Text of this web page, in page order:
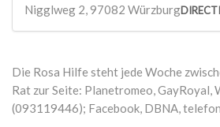
Nigglweg 2, 97082 Würzburg
Die Rosa Hilfe steht jede Woche
Rat zur Seite: Planetromeo, GayRoyal,
(093119446); Facebook, DBNA,